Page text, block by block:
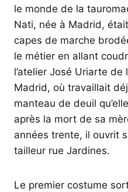
le monde de la
Nati, née à Madrid,
capes de marche
le métier en allant
l’atelier José Uriarte
Madrid, où travaillait
manteau de deuil
après la mort de sa
années trente, il ouvrit
tailleur rue Jardines.
Le premier costume